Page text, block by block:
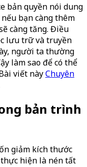
bản quyền nói dung
bạn càng thêm
càng tăng. Điều
lưu trữ và truyền
người ta thường
làm sao để có thể
viết nàyChuyên
bản trình
giảm kích thước
hiện là nén tất